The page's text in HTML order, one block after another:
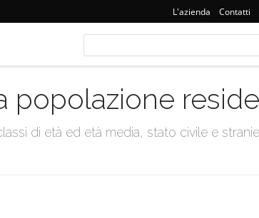
L'azienda Contatti
popolazione
di età ed età media, stato civile e